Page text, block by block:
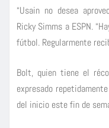
“Usain no desea
Ricky Simms a ESPN.
fútbol. Regularmente
Bolt, quien tiene el
expresado
del inicio este fin de